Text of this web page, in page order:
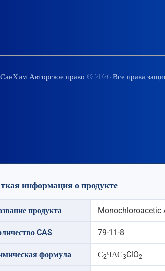
Авторское право © 2026 Все права
информация о продукте
продукта Monochloroacetic
CAS 79-11-8
формула С2ЧАС3ClO2